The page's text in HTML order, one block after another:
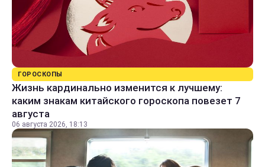
ГОРОСКОПЫ
Жизнь кардинально изменится к лучшему:
каким знакам китайского гороскопа повезет 7
августа
06 августа 2026, 18:13